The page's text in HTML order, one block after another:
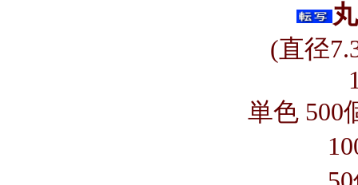
(直径
単色
100個